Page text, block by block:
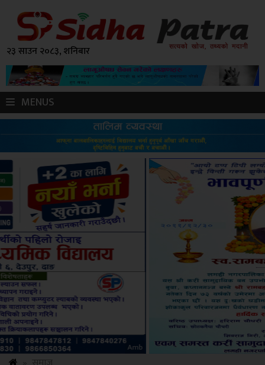
२३ साउन २०८३, शनिबार
MENUS
ksbus